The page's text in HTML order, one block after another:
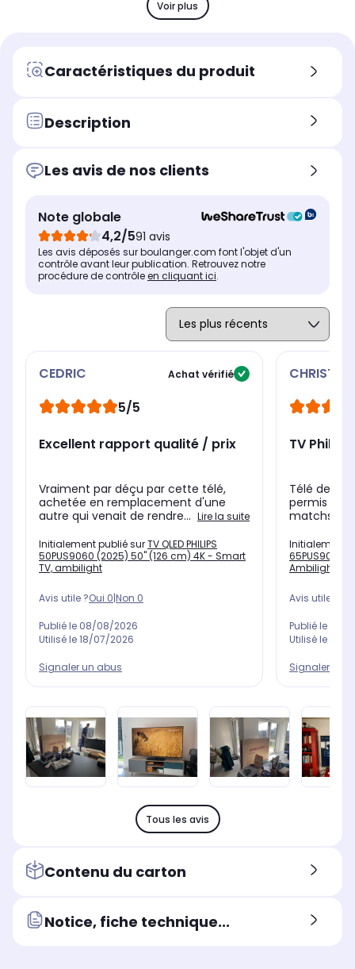
Son
2 x 10 Watts
Pied central rotatif
4K qui prolonge l'expérience
Puissance
2 x 10 Watts
Assistant vocal intégré
Alexa
Son
10 Watts
Puissance
Assistant vocal intégré
bixby
Voir plus
Caractéristiques du produit
Description
Les avis de nos clients
Note globale
4,2/591 avis
Les avis déposés sur boulanger.com font l'objet d'un
contrôle avant leur publication. Retrouvez notre
procédure de contrôleen cliquant ici.
CEDRIC Achat vérifié
5/5
Excellent rapport qualité / prix
Vraiment par déçu par cette télé,
achetée en remplacement d'une
autre qui venait de rendre... Lire la suite
Initialement publié surTV QLED PHILIPS
50PUS9060 (2025) 50" (126 cm) 4K - Smart
TV, ambilight
Avis utile ?Oui 0|Non 0
Publié le 08/08/2026
Utilisé le18/07/2026
Signaler un abus
CHRISTIAN
TV Philips
Télé de
permis de
matchs de
Initialement
65PUS9060
Ambilight,
Avis utile ?
Publié le
Utilisé le
Signaler un
Tous les avis
Contenu du carton
Notice, fiche technique...